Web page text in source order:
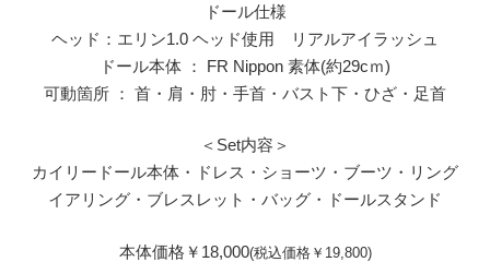
ドール仕様
ヘッド：エリン1.0 ヘッド使用 リアルアイラッシュ
ドール本体 ： FR Nippon 素体(約29cｍ)
可動箇所 ： 首・肩・肘・手首・バスト下・ひざ・足首
＜Set内容＞
カイリードール本体・ドレス・ショーツ・ブーツ・リング
イアリング・ブレスレット・バッグ・ドールスタンド
本体価格￥18,000(税込価格￥19,800)